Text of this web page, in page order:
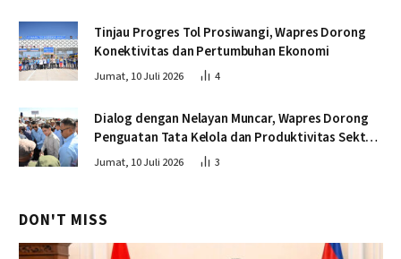
Tinjau Progres Tol Prosiwangi, Wapres Dorong
Konektivitas dan Pertumbuhan Ekonomi
Jumat, 10 Juli 2026 4
Dialog dengan Nelayan Muncar, Wapres Dorong
Penguatan Tata Kelola dan Produktivitas Sektor
Perikanan
Jumat, 10 Juli 2026 3
DON'T MISS